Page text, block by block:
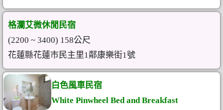
格瀾艾微休閒民宿
(2200 ~ 3400) 158公尺
花蓮縣花蓮市民主里1鄰康樂街1號
白色風車民宿
White Pinwheel Bed and Breakfast